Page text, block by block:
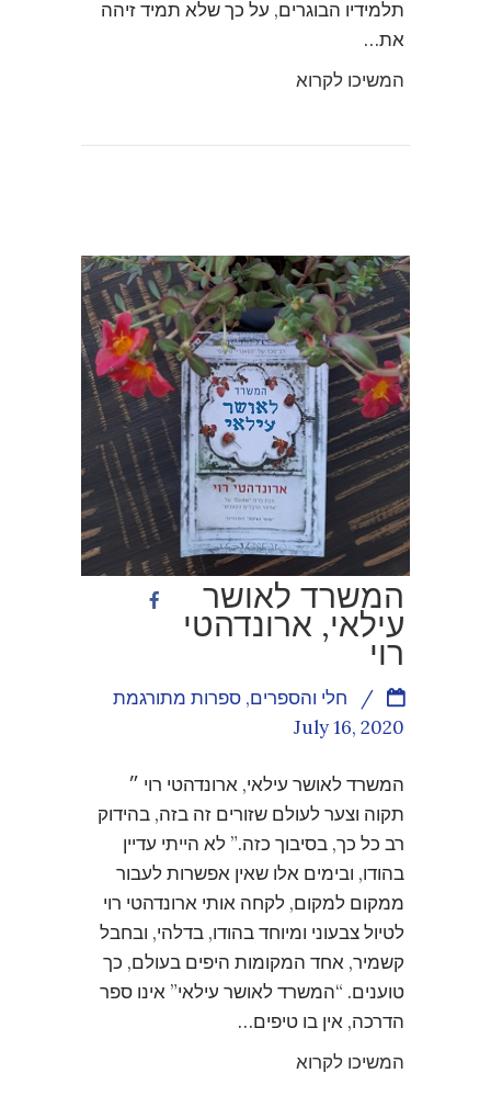
תלמידיו הבוגרים, על כך שלא תמיד זיהה
את…
המשיכו לקרוא
המשרד לאושר
עילאי, ארונדהטי
רוי
חלי והספרים, ספרות מתורגמת
/
July 16, 2020
המשרד לאושר עילאי, ארונדהטי רוי ״
תקוה וצער לעולם שזורים זה בזה, בהידוק
רב כל כך, בסיבוך כזה.” לא הייתי עדיין
בהודו, ובימים אלו שאין אפשרות לעבור
ממקום למקום, לקחה אותי ארונדהטי רוי
לטיול צבעוני ומיוחד בהודו, בדלהי, ובחבל
קשמיר, אחד המקומות היפים בעולם, כך
טוענים. “המשרד לאושר עילאי” אינו ספר
הדרכה, אין בו טיפים…
המשיכו לקרוא